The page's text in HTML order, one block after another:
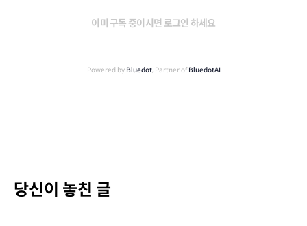
이미 구독 중이시면 로그인 하세요
Powered by Bluedot, Partner of BluedotAI
당신이 놓친 글